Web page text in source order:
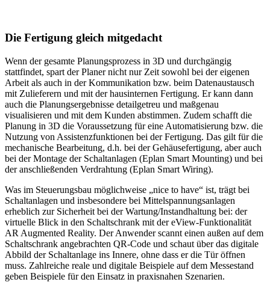
Die Fertigung gleich mitgedacht
Wenn der gesamte Planungsprozess in 3D und durchgängig
stattfindet, spart der Planer nicht nur Zeit sowohl bei der eigenen
Arbeit als auch in der Kommunikation bzw. beim Datenaustausch
mit Zulieferern und mit der hausinternen Fertigung. Er kann dann
auch die Planungsergebnisse detailgetreu und maßgenau
visualisieren und mit dem Kunden abstimmen. Zudem schafft die
Planung in 3D die Voraussetzung für eine Automatisierung bzw. die
Nutzung von Assistenzfunktionen bei der Fertigung. Das gilt für die
mechanische Bearbeitung, d.h. bei der Gehäusefertigung, aber auch
bei der Montage der Schaltanlagen (Eplan Smart Mounting) und bei
der anschließenden Verdrahtung (Eplan Smart Wiring).
Was im Steuerungsbau möglichweise „nice to have“ ist, trägt bei
Schaltanlagen und insbesondere bei Mittelspannungsanlagen
erheblich zur Sicherheit bei der Wartung/Instandhaltung bei: der
virtuelle Blick in den Schaltschrank mit der eView-Funktionalität
AR Augmented Reality. Der Anwender scannt einen außen auf dem
Schaltschrank angebrachten QR-Code und schaut über das digitale
Abbild der Schaltanlage ins Innere, ohne dass er die Tür öffnen
muss. Zahlreiche reale und digitale Beispiele auf dem Messestand
geben Beispiele für den Einsatz in praxisnahen Szenarien.